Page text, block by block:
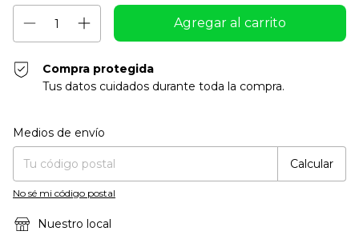
Compra protegida
Tus datos cuidados durante toda la compra.
Entregas para el CP:
Medios de envío
Calcular
No sé mi código postal
Nuestro local